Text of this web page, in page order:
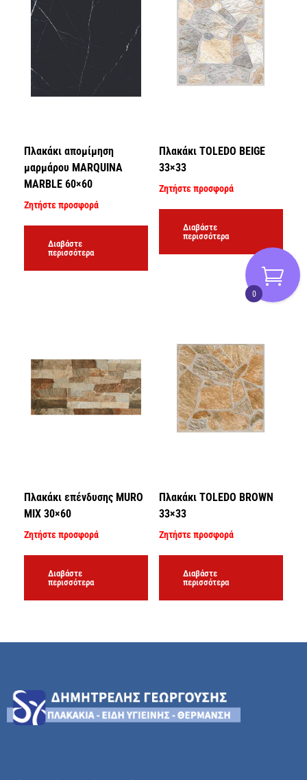
Πλακάκι απομίμηση
μαρμάρου MARQUINA
MARBLE 60×60
Ζητήστε προσφορά
Διαβάστε
περισσότερα
Πλακάκι TOLEDO BEIGE
33×33
Ζητήστε προσφορά
Διαβάστε
περισσότερα
Πλακάκι επένδυσης MURO
MIX 30×60
Ζητήστε προσφορά
Διαβάστε
περισσότερα
Πλακάκι TOLEDO BROWN
33×33
Ζητήστε προσφορά
Διαβάστε
περισσότερα
0